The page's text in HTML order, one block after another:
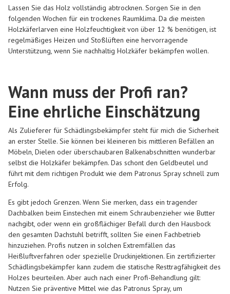
Lassen Sie das Holz vollständig abtrocknen. Sorgen Sie in den
folgenden Wochen für ein trockenes Raumklima. Da die meisten
Holzkäferlarven eine Holzfeuchtigkeit von über 12 % benötigen, ist
regelmäßiges Heizen und Stoßlüften eine hervorragende
Unterstützung, wenn Sie nachhaltig Holzkäfer bekämpfen wollen.
Wann muss der Profi ran?
Eine ehrliche Einschätzung
Als Zulieferer für Schädlingsbekämpfer steht für mich die Sicherheit
an erster Stelle. Sie können bei kleineren bis mittleren Befällen an
Möbeln, Dielen oder überschaubaren Balkenabschnitten wunderbar
selbst die Holzkäfer bekämpfen. Das schont den Geldbeutel und
führt mit dem richtigen Produkt wie dem Patronus Spray schnell zum
Erfolg.
Es gibt jedoch Grenzen. Wenn Sie merken, dass ein tragender
Dachbalken beim Einstechen mit einem Schraubenzieher wie Butter
nachgibt, oder wenn ein großflächiger Befall durch den Hausbock
den gesamten Dachstuhl betrifft, sollten Sie einen Fachbetrieb
hinzuziehen. Profis nutzen in solchen Extremfällen das
Heißluftverfahren oder spezielle Druckinjektionen. Ein zertifizierter
Schädlingsbekämpfer kann zudem die statische Resttragfähigkeit des
Holzes beurteilen. Aber auch nach einer Profi-Behandlung gilt:
Nutzen Sie präventive Mittel wie das Patronus Spray, um